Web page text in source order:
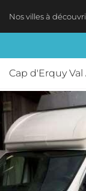
Nos villes à
Cap d'Erquy